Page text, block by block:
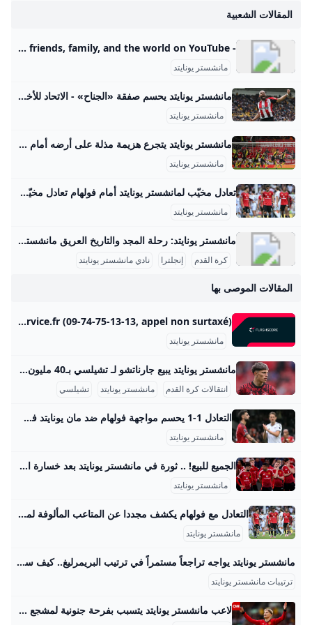
المقالات الشعبية
- YouTube Enjoy the videos and music you love, upload original content, and share it all with friends, family, and the world on YouTube.
مانشستر يونايتد
مانشستر يونايتد يحسم صفقة «الجناح» - الاتحاد للأخبار ذكرت تقارير إعلامية أن نادي مانشستر يونايتد الإنجليزي توصل إلى اتفاق مع برنتفورد بشأن ضم الجناح الفرنسي الكاميروني بريان مبيومو. مانشستر يونايتد يحسم صفقة «الجناح»
مانشستر يونايتد
مانشستر يونايتد يتجرع هزيمة مذلة على أرضه أمام بورنموث ... لم يكن الفوز مفاجئا لبورنموث الذي يصعد للمركز 13 في الترتيب فيما لا يزال يونايتد صاحب المركز السادس يتقدم خطوة للأمام وخطوتين للخلف… مانشستر يونايتد يتجرع هزيمة مذلة على أرضه أمام بورنموث 06-Dec-23 10:21 PM02-Dec-23 10:42 PM15-Nov-23 04:48 PM ترامب: أعتقد أننا سنغير اسم وزارة الدفاع الأمريكية إلى وزارة الحرب الأسبوع المقبل ترامب: يجب تسوية الوضع في غزة قريبا ترامب: أتعامل مع نتنياهو كثيرا وحققنا نجاحا باهرا في إيران حيث قضينا على تهديدها النووي ترامب: يجب أن تنتهي الحرب بغزة وأعتقد أنه خلال أسبوعين أو 3 ستكون هناك نهاية جيدة وحاسمة لها مدفعية الاحتلال تقصف حي الزيتون جنوب شرق مدينة غزة
مانشستر يونايتد
تعادل مخيّب لمانشستر يونايتد أمام فولهام تعادل مخيّب لمانشستر يونايتد أمام فولهام 2025-08-24 20:40 العالممانشستر يونايتدفولهامنبض أربيل (كوردستان 24)- فشل مانشستر يونايتد بتحقيق فوزه الأول في الدوري الإنكليزي لكرة القدم هذا الموسم، بعدما انقاد إلى تعادل مخيّب أمام مضيفه فولهام 1-1 الأحد ضمن المرحلة الثانية. وسجّل المهاجم البرازيلي لفولهام رودريغو مونيز بالخطأ في مرمى فريقه هدف يونايتد (58)، فيما منح البديل إيميل سميث رو التعادل لأصحاب الأرض (73). وأدخل المدرب البرتغالي ليونايتد روبن أموريم تعديلا واحدا على التشكيلة التي افتتح بها الموسم في الدوري الأسبوع الماضي أمام أرسنال (0-1)، بإقحامه العاجي أماد ديالو بدلا من البرتغالي ديوغو دالوت، وأبقى على الوافدين الجديدين الكاميروني براين مبومو والبرازيلي ماتيوس كونيا إلى جانب مايسون ماونت في خط الهجوم.
مانشستر يونايتد
مانشستر يونايتد: رحلة المجد والتاريخ العريق مانشستر يونايتد هو واحد من أعرق وأشهر أندية كرة القدم في إنجلترا والعالم. تأسس النادي في عام 1878 تحت اسم نيوتن هيث، وتغير اسمه إلى مانشستر يونايتد في عام 1902. منذ ذلك الحين، خطى خطوات كبيرة ليصبح رمزاً من رموز كرة القدم بل وأكثر الأندية تحقيقًا للبطولات في إنجلترا. تاريخ النادي وبداياته بدأ مانشستر يونايتد كفريق بسيط من عمال السكك الحديدية، ثم تطور ليصبح من أبرز الأندية التي فازت بالعديد من الألقاب.
كرة القدم إنجلترا نادي مانشستر يونايتد
المقالات الموصى بها
Manchester Utd live scores results fixtures Grimsby v Manchester United live Football England Manchester Utd page on Flashscore.com offers livescore, results, standings and match details (goal scorers, red cards, …). Retrouvez nos conseils sur www.joueurs-info-service.fr (09-74-75-13-13, appel non surtaxé) Manchester UtdStadium: Old Trafford (Manchester)Capacity: 75 635 SummaryNewsResultsFixturesStandingsTransfersSquad Retrouvez nos conseils sur www.joueurs-info-service.fr (09-74-75-13-13, appel non surtaxé)
مانشستر يونايتد
مانشستر يونايتد يبيع جارناتشو لـ تشيلسي بـ40 مليون نادي مانشستر يونايتد دفع حوالي 40 مليون جنيه إسترليني (ما يعادل تقريبًا 46.2 مليون يورو) مقابل انتقال اللاعب الأرجنتيني أليخاندرو جارناتشو إلى نادي تشيلسي، بالإضافة إلى بند يمنح مانشستر يونايتد 10% من قيمة إعادة بيعه مستقبلًا. تم توقيع العقود بين الناديين رسميًا، ووقع اللاعب عقدًا طويل الأمد مع تشيلسي يمتد حتى عام 2032، لسبع سنوات قادمة. الصفقة جاءت بعد مفاوضات طويلة تخللتها بعض الرفض من قبل مانشستر يونايتد للعرض الأول الذي قدمه تشيلسي، الذي كان يتضمّن مقترحًا بصفقة تبادلية، قبل أن يتم الاتفاق على القيمة المالية النهائية.
انتقالات كرة القدم مانشستر يونايتد تشيلسي
التعادل 1-1 يحسم مواجهة فولهام ضد مان يونايتد فى الدورى الإنجليزي.. فيديو - اليوم السابع ‘حسم التعادل الإيجابى 1-1 مواجهة فريق مانشستر يونايتد مع مضيفه فولهام، والتى أقيمت بينهما مساء اليوم الأحد، على ملعب “كرافن كوتيج”، ضمن منافسات الجولة الثانية من الدوري الإنجليزي الممتاز لموسم 2025-2026. ' التعادل 1-1 يحسم مواجهة فولهام ضد مان يونايتد فى الدورى الإنجليزي.. فيديو الأحد، 24 أغسطس 2025 08:29 مألتاي بايندير - شاو - ديليخت - لـيني يـورو - دورجـو - كاسـيمرو - برونو فـيرنانديز - ديالـو - كـونيا - ماونت - مبيومو.
مانشستر يونايتد
الجميع للبيع! .. ثورة في مانشستر يونايتد بعد خسارة الدوري الأوروبي والموسم الكارثي العربية Goal.com أفادت تقارير أن نادي مانشستر يونايتد قد عرض جميع لاعبيه للبيع قبل فتح سوق الانتقالات الصيفية
مانشستر يونايتد
التعادل مع فولهام يكشف مجددا عن المتاعب المألوفة لمانشستر يونايتد على رغم إنفاق مانشستر يونايتد أكثر من 200 مليون جنيه استرليني وتعيين روبن أموريم، لا تزال مشكلات الفريق قائمة، إذ فشل في فرض السيطرة وتعثر بالتعادل مع فولهام، مما يطرح تساؤلات حرجة عن خط الوسط والأسلوب التكتيكي المعتمد. الرئيسية » رياضة » التعادل مع فولهام يكشف مجددا عن المتاعب المألوفة لمانشستر يونايتد على رغم إنفاق مانشستر يونايتد أكثر من 200 مليون جنيه استرليني وتعيين روبن أموريم، لا تزال مشكلات الفريق قائمة، إذ فشل في فرض السيطرة وتعثر بالتعادل مع فولهام، مما يطرح تساؤلات حرجة عن خط الوسط والأسلوب التكتيكي المعتمد.
مانشستر يونايتد
مانشستر يونايتد يواجه تراجعاً مستمراً في ترتيب البريمرليغ.. كيف سيؤثر ذلك على الفريق؟ - موقع رادار برونو فرنانديز يضيع ركلة جزاء في مباراة مانشستر وفولهام ويؤجل حسم النتيجة حتى الشوط الثاني حيث شهد اللقاء هدفًا عكسيًا وتعادل مثيرًا بين الفريقين ابراهيم المحلاويUpdated on تصنيفرياضة تابع أيضاًموعد مباراة بيراميدز ومودرن سبورت في الدوري والقناة الناقلة.. تفاصيل المشاهدة الآن برونو فرنانديز قائد مانشستر يونايتد أضاع فرصة التقدم لفريقه عند تسديد ركلة جزاء في الدقيقة 37، بعدما رفع الكرة فوق عارضة المرمى، ما أبقى النتيجة متعادلة سلبياً حتى نهاية الشوط الأول؛ هذا الحدث كان محور حديث المباراة لأنها تأثرت كثيراً بعدم استغلال مثل هذه الفرصة الحاسمة.
ترتيبات مانشستر يونايتد
لاعب مانشستر يونايتد يتسبب بفرحة جنونية لمشجع المنافس.. ماذا فعل؟ تسبب أليخاندرو غارناتشو، لاعب نادي مانشستر يونايتد، بفرحة &quot;جنونية&quot; لمشجع نادي فولهام، في أعقاب مواجهة الفريقين على أرض ملعب الأخير، السبت، وضمن منافسات الدوري الإنجليزي الممتاز (البريميرليغ). رياضةنشرالسبت، 04 نوفمبر / تشرين الثاني 20231 min قراءة